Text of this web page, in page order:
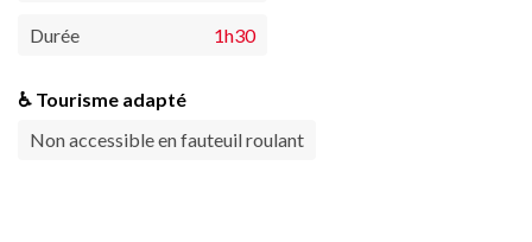
Durée 1h30
♿ Tourisme adapté
Non accessible en fauteuil roulant